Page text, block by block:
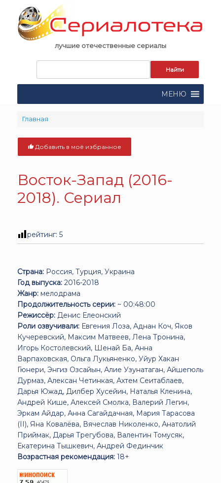
content
лучшие отечественные сериалы
поиска:
МЕНЮ
Главная
Добавить в моё избранное
Восток-Запад (2016-
2018). Сериал
рейтинг: 5
Страна: Россия, Турция, Украина
Год выпуска: 2016-2018
Жанр: мелодрама
Продолжительность серии: ~ 00:48:00
Режиссёр: Денис Елеонский
Роли озвучивали: Евгения Лоза, Аднан Коч, Яков
Кучеревский, Максим Матвеев, Лена Тронина,
Игорь Костолевский, Шенай Ба, Анна
Варпаховская, Ольга Лукьяненко, Уйур Хакан
Гюнери, Энгиз Озсайын, Алие Узунатаган, Айшегюль
Дурмаз, Алексан Четинкая, Ахтем Сеитаблаев,
Дарья Южад, Дилбер Хусейин, Наталья Кленина,
Андрей Кише, Алексей Смолка, Валерий Легин,
Эркам Айдар, Анна Сагайдачная, Мария Тарасова
(II), Яна Ковалёва, Вячеслав Николенко, Анатолий
Приймак, Дарья Трегубова, Валентин Томусяк,
Екатерина Тышкевич, Андрей Фединчик
Возрастная рекомендация: 18+